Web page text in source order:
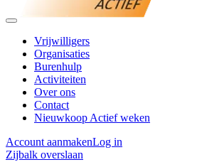
Vrijwilligers
Organisaties
Burenhulp
Activiteiten
Over ons
Contact
Nieuwkoop Actief weken
Account aanmakenLog in
Zijbalk overslaan